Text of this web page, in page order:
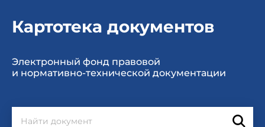
Картотека документов
Электронный фонд правовой
и нормативно-технической документации